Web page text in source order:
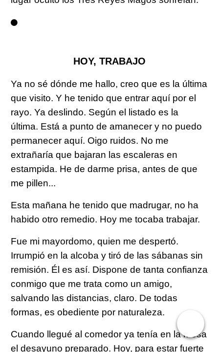
HOY, TRABAJO
Ya no sé dónde me hallo, creo que es la última
que visito. Y he tenido que entrar aquí por el
rayo. Ya deslindo. Según el listado es la
última. Está a punto de amanecer y no puedo
permanecer aquí. Oigo ruidos. No me
extrañaría que bajaran las escaleras en
estampida. He de darme prisa, antes de que
me pillen...
Esta mañana he tenido que madrugar, no ha
habido otro remedio. Hoy me tocaba trabajar.
Fue mi mayordomo, quien me despertó.
Irrumpió en la alcoba y tiró de las sábanas sin
remisión. Él es así. Dispone de tanta confianza
conmigo que me trata como un amigo,
salvando las distancias, claro. De todas
formas, es obediente por naturaleza.
Cuando llegué al comedor ya tenía en la mesa
el desayuno preparado. Hoy, para estar fuerte